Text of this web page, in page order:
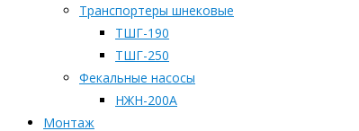
Транспортеры шнековые
ТШГ-190
ТШГ-250
Фекальные насосы
НЖН-200А
Монтаж